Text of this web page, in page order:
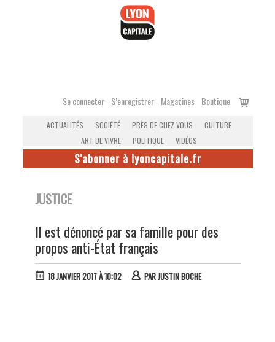
Se connecter S’enregistrer Magazines Boutique
Voir
ACTUALITÉS SOCIÉTÉ PRÈS DE CHEZ VOUS
CULTURE
ART DE VIVRE
POLITIQUE VIDÉOS
S'abonner à lyoncapitale.fr
JUSTICE
Il est dénoncé par sa famille pour des
propos anti-État français
18 JANVIER 2017 À 10:02 PARJUSTIN BOCHE